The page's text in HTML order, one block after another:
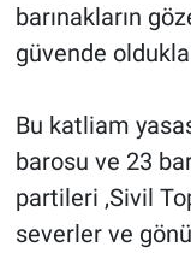
barınakların
güvende
Bu katliam
barosu ve 23
partileri ,Sivil
severler ve